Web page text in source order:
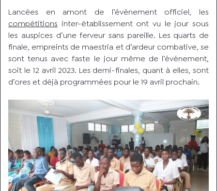
Lancées en amont de l’événement officiel, les
compétitions inter-établissement ont vu le jour sous
les auspices d’une ferveur sans pareille. Les quarts de
finale, empreints de maestria et d’ardeur combative, se
sont tenus avec faste le jour même de l’événement,
soit le 12 avril 2023. Les demi-finales, quant à elles, sont
d’ores et déjà programmées pour le 19 avril prochain.